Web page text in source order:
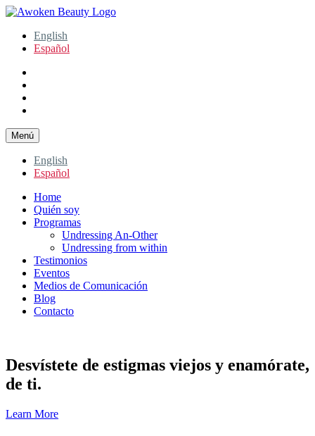
Ir
contenido
Awoken Beauty
Holistic Health Coach
English
Español
Menú
English
Español
Home
Quién soy
Programas
Undressing An-Other
Undressing from within
Testimonios
Eventos
Medios de Comunicación
Blog
Contacto
Desvístete de estigmas viejos y enamórate,
de ti.
Learn More